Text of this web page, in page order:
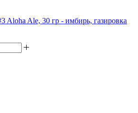
Aloha Ale, 30 гр - имбирь, газировка